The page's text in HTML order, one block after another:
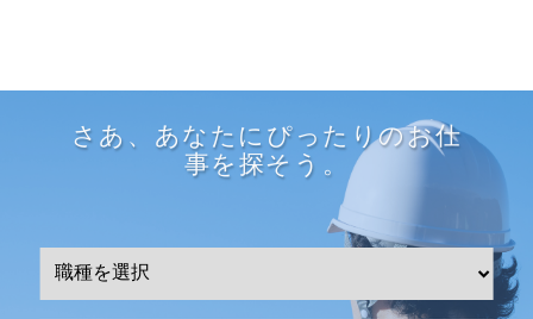
さあ、あなたにぴったりのお仕
事を探そう。